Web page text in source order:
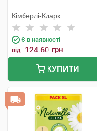
Кімберлі-Кларк
Є в наявності
від 124.60 грн
КУПИТИ